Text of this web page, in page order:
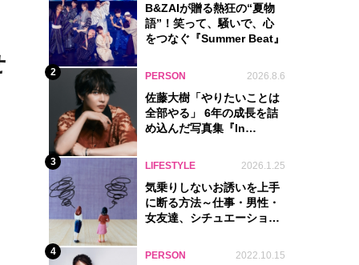
B&ZAIが贈る熱狂の“夏物
語”！笑って、騒いで、心
をつなぐ『Summer Beat』
2 PERSON 2026.8.6
佐藤大樹「やりたいことは
全部やる」 6年の成長を詰
め込んだ写真集『In
3 LIFESTYLE 2026.1.25
気乗りしないお誘いを上手
に断る方法～仕事・男性・
女友達、シチュエーション
4 PERSON 2022.10.15